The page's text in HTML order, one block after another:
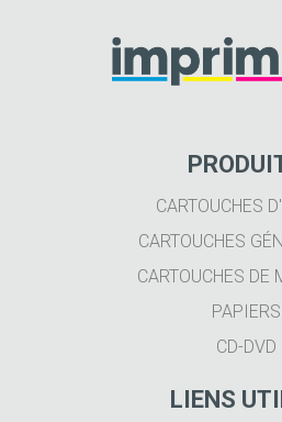
CARTOUCHES
CARTOUCHES
CARTOUCHES DE
PAPIERS
CD-DVD
LIENS